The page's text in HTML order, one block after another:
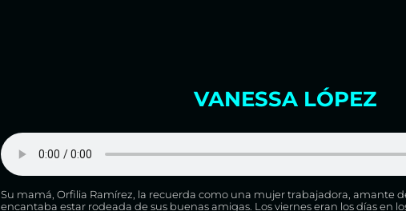
VANESSA LÓPEZ
Su mamá, Orfilia Ramírez, la recuerda como una mujer trabajadora, amante
encantaba estar rodeada de sus buenas amigas. Los viernes eran los días en